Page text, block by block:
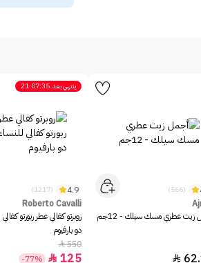
(566)
زيت عطري مسك سيلك - 12جم

ينتهي بعد 21:07:35
4.9
(1217)
Roberto Cavalli
روبرتو كفالي عطر ربورتو
دو بارفيوم
550

125

-77%